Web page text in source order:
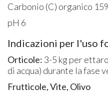
Carbonio (C) organico
pH 6
Indicazioni per l'uso
Orticole: 3-5 kg per
di acqua) durante la fase
Frutticole, Vite, Olivo